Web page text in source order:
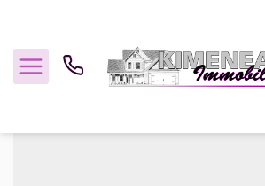
Vente maison 120 m², Issou 78440Yvelines
Accueil A vendre Maison Ref. : F1195